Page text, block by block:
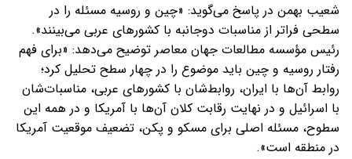
شعیب بهمن در پاسخ می‌گوید: «چین و روسیه مسئله را در
سطحی فراتر از مناسبات دوجانبه با کشورهای عربی می‌بینند».
رئیس مؤسسه مطالعات جهان معاصر توضیح می‌دهد: «برای فهم
رفتار روسیه و چین باید موضوع را در چهار سطح تحلیل کرد؛
روابط آن‌ها با ایران، روابط‌شان با کشورهای عربی، مناسبات‌شان
با اسرائیل و در نهایت رقابت کلان آن‌ها با آمریکا و در همه این
سطوح، مسئله اصلی برای مسکو و پکن، تضعیف موقعیت آمریکا
در منطقه است».